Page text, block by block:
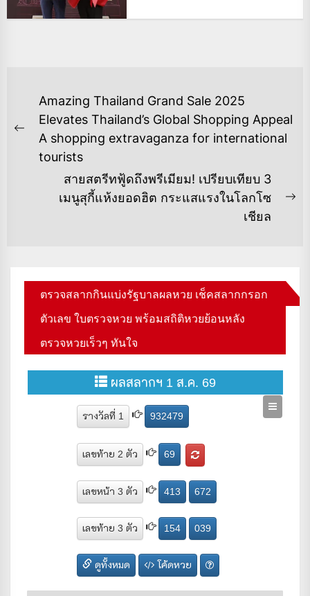
แนะแนว
เรื่อง
Previous
post:
Amazing Thailand Grand Sale 2025
Elevates Thailand’s Global Shopping Appeal
A shopping extravaganza for international
tourists
สายสตรีทฟู้ดถึงพรีเมียม! เปรียบเทียบ 3
เมนูสุกี้แห้งยอดฮิต กระแสแรงในโลกโซ
เชียล
ตรวจสลากกินแบ่งรัฐบาลผลหวย เช็คสลากกรอก
ตัวเลข ใบตรวจหวย พร้อมสถิติหวยย้อนหลัง
ตรวจหวยเร็วๆ ทันใจ